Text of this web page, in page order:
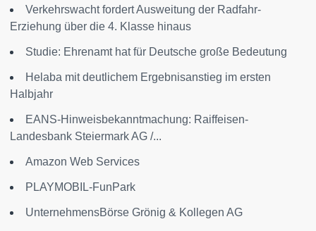
Verkehrswacht fordert Ausweitung der Radfahr-
Erziehung über die 4. Klasse hinaus
Studie: Ehrenamt hat für Deutsche große Bedeutung
Helaba mit deutlichem Ergebnisanstieg im ersten
Halbjahr
EANS-Hinweisbekanntmachung: Raiffeisen-
Landesbank Steiermark AG /...
Amazon Web Services
PLAYMOBIL-FunPark
UnternehmensBörse Grönig & Kollegen AG